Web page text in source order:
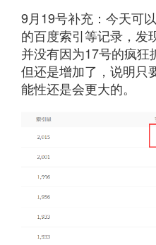
9月19号补充：今天可
的百度索引等记录，发
并没有因为17号的疯狂
但还是增加了，说明只
能性还是会更大的。